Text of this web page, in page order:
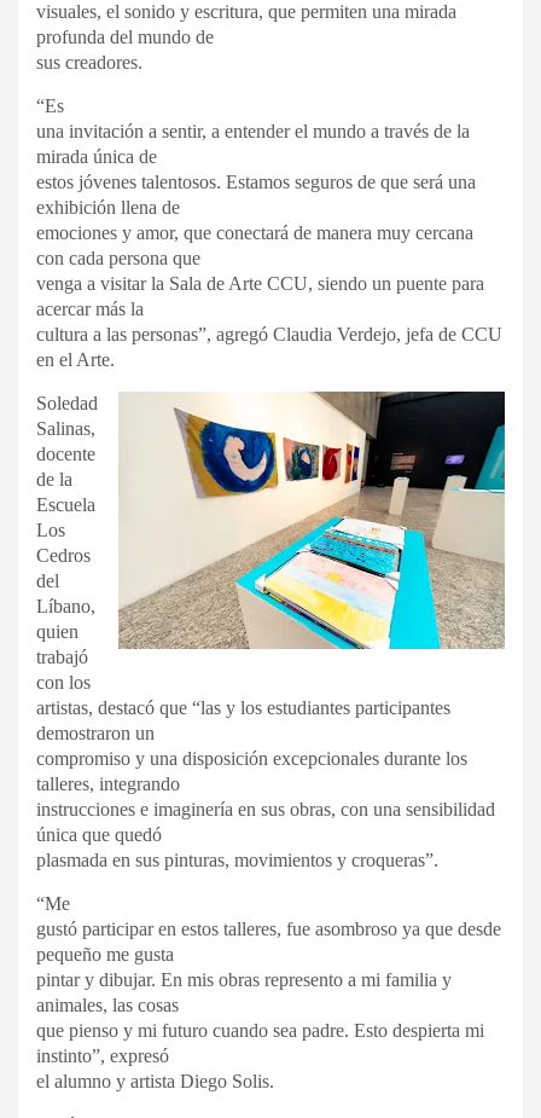
visuales, el sonido y escritura, que permiten una mirada
profunda del mundo de
sus creadores.
“Es
una invitación a sentir, a entender el mundo a través de la
mirada única de
estos jóvenes talentosos. Estamos seguros de que será una
exhibición llena de
emociones y amor, que conectará de manera muy cercana
con cada persona que
venga a visitar la Sala de Arte CCU, siendo un puente para
acercar más la
cultura a las personas”, agregó Claudia Verdejo, jefa de CCU
en el Arte.
Soledad
Salinas,
docente
de la
Escuela
Los
Cedros
del
Líbano,
quien
trabajó
con los
artistas, destacó que “las y los estudiantes participantes
demostraron un
compromiso y una disposición excepcionales durante los
talleres, integrando
instrucciones e imaginería en sus obras, con una sensibilidad
única que quedó
plasmada en sus pinturas, movimientos y croqueras”.
“Me
gustó participar en estos talleres, fue asombroso ya que desde
pequeño me gusta
pintar y dibujar. En mis obras represento a mi familia y
animales, las cosas
que pienso y mi futuro cuando sea padre. Esto despierta mi
instinto”, expresó
el alumno y artista Diego Solis.